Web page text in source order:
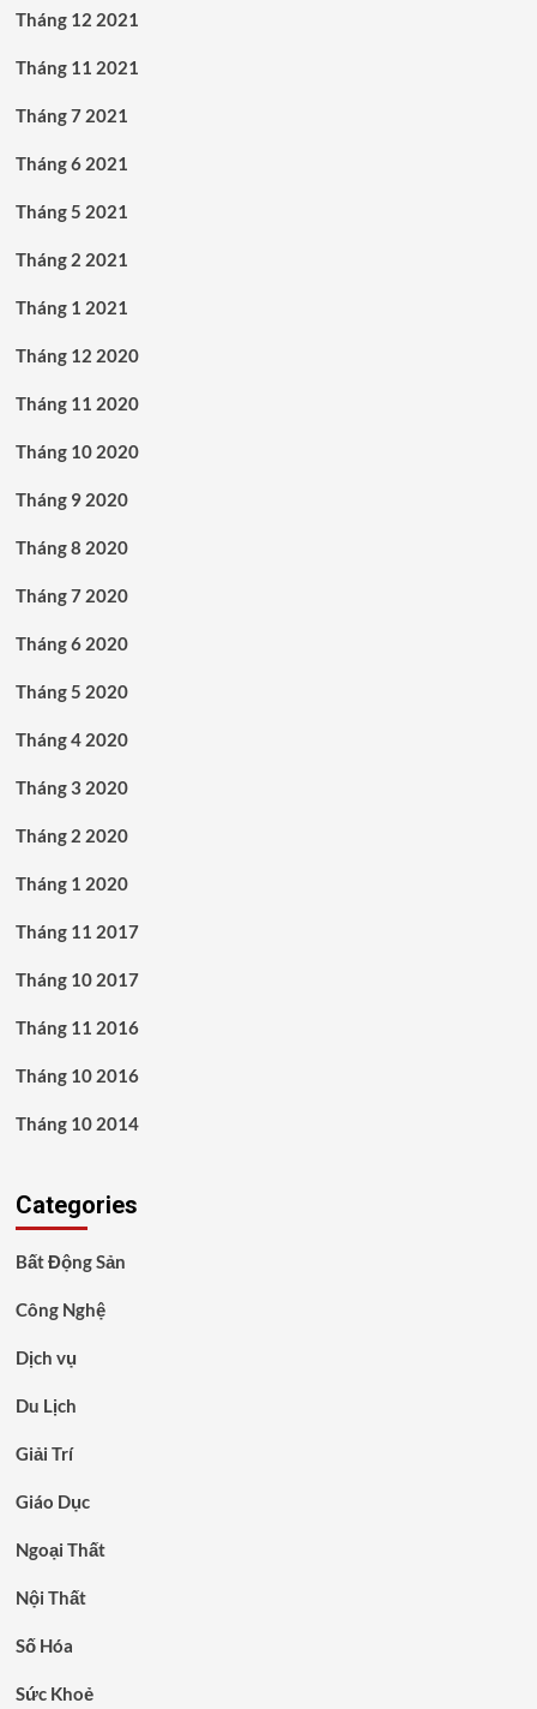
Tháng 12 2021
Tháng 11 2021
Tháng 7 2021
Tháng 6 2021
Tháng 5 2021
Tháng 2 2021
Tháng 1 2021
Tháng 12 2020
Tháng 11 2020
Tháng 10 2020
Tháng 9 2020
Tháng 8 2020
Tháng 7 2020
Tháng 6 2020
Tháng 5 2020
Tháng 4 2020
Tháng 3 2020
Tháng 2 2020
Tháng 1 2020
Tháng 11 2017
Tháng 10 2017
Tháng 11 2016
Tháng 10 2016
Tháng 10 2014
Categories
Bất Động Sản
Công Nghệ
Dịch vụ
Du Lịch
Giải Trí
Giáo Dục
Ngoại Thất
Nội Thất
Số Hóa
Sức Khoẻ